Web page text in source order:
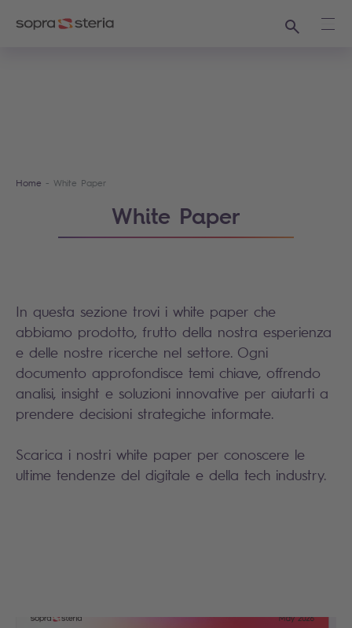
Ricerca
Home White Paper
White Paper
In questa sezione trovi i white paper che
abbiamo prodotto, frutto della nostra esperienza
e delle nostre ricerche nel settore. Ogni
documento approfondisce temi chiave, offrendo
analisi, insight e soluzioni innovative per aiutarti a
prendere decisioni strategiche informate.
Scarica i nostri white paper per conoscere le
ultime tendenze del digitale e della tech industry.